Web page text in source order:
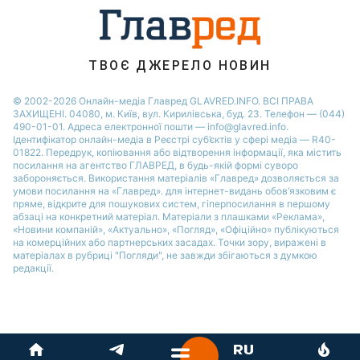
ТВОЄ ДЖЕРЕЛО НОВИН
© 2002-2026 Онлайн-медіа Главред GLAVRED.INFO. ВСІ ПРАВА
ЗАХИЩЕНІ. 04080, м. Київ, вул. Кирилівська, буд. 23. Телефон — (044)
490-01-01. Адреса електронної пошти — info@glavred.info.
Ідентифікатор онлайн-медіа в Реєстрі суб’єктів у сфері медіа — R40-
01822. Передрук, копіювання або відтворення інформації, яка містить
посилання на агентство ГЛАВРЕД, в будь-якій формi суворо
забороняється. Використання матеріалів «Главред» дозволяється за
умови посилання на «Главред». для інтернет-видань обов’язковим є
пряме, відкрите для пошукових систем, гіперпосилання в першому
абзаці на конкретний матеріал. Матеріали з плашками «Реклама»,
«Новини компаній», «Актуально», «Погляд», «Офіційно» публікуються
на комерційних або партнерських засадах. Точки зору, виражені в
матеріалах в рубриці "Погляди", не завжди збігаються з думкою
редакції.